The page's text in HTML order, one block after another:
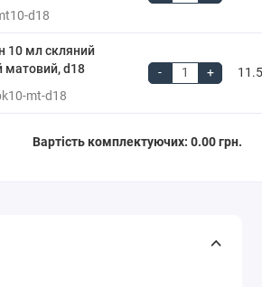
d18
10 мл скляний
матовий, d18
mt-d18
- +
Вартість комплектуючих: 0.00 грн.